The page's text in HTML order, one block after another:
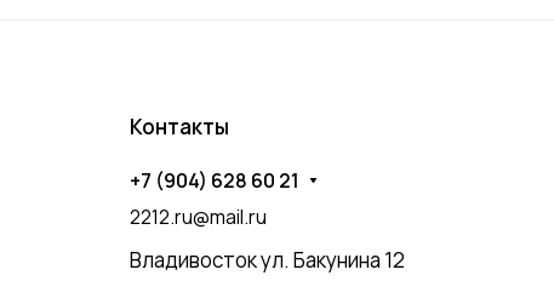
Контакты
+7 (904) 628 60 21
2212.ru@mail.ru
Владивосток ул. Бакунина 12